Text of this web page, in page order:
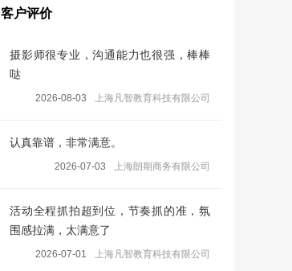
客户评价
摄影师很专业，沟通能力也很强，棒棒
哒
2026-08-03 上海凡智教育科技有限公司
认真靠谱，非常满意。
2026-07-03 上海朗期商务有限公司
活动全程抓拍超到位，节奏抓的准，氛
围感拉满，太满意了
2026-07-01 上海凡智教育科技有限公司